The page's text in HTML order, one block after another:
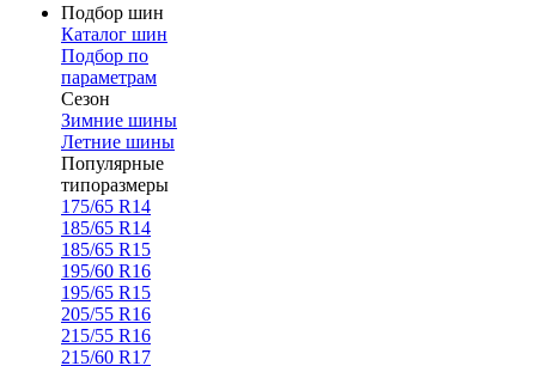
Подбор шин
Каталог шин
Подбор по
параметрам
Сезон
Зимние шины
Летние шины
Популярные
типоразмеры
175/65 R14
185/65 R14
185/65 R15
195/60 R16
195/65 R15
205/55 R16
215/55 R16
215/60 R17